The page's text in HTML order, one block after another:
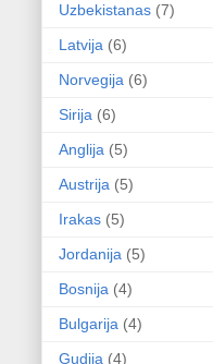
Uzbekistanas (7)
Latvija (6)
Norvegija (6)
Sirija (6)
Anglija (5)
Austrija (5)
Irakas (5)
Jordanija (5)
Bosnija (4)
Bulgarija (4)
Gudija (4)